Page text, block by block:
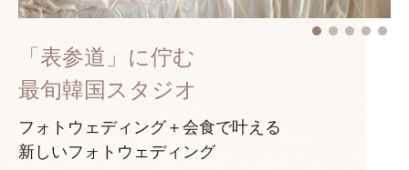
「表参道」に佇む
最旬韓国スタジオ
フォトウェディング＋会食で叶える
新しいフォトウェディング